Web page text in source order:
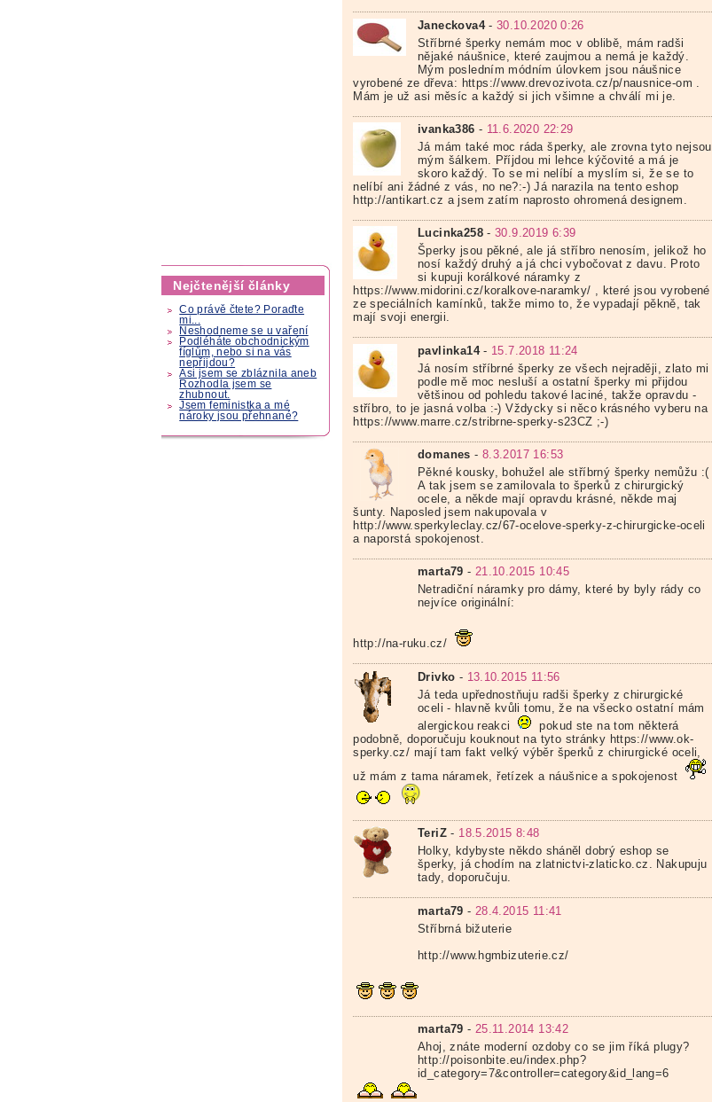
Nejčtenější články
Co právě čtete? Poraďte
mi...
Neshodneme se u vaření
Podléháte obchodnickým
fíglům, nebo si na vás
nepřijdou?
Asi jsem se zbláznila aneb
Rozhodla jsem se
zhubnout.
Jsem feministka a mé
nároky jsou přehnané?
Janeckova4-30.10.2020 0:26
Stříbrné šperky nemám moc v oblibě, mám radši
nějaké náušnice, které zaujmou a nemá je každý.
Mým posledním módním úlovkem jsou náušnice
vyrobené ze dřeva: https://www.drevozivota.cz/p/nausnice-om .
Mám je už asi měsíc a každý si jich všimne a chválí mi je.
ivanka386 - 11.6.2020 22:29
Já mám také moc ráda šperky, ale zrovna tyto nejsou
mým šálkem. Příjdou mi lehce kýčovité a má je
skoro každý. To se mi nelíbí a myslím si, že se to
nelíbí ani žádné z vás, no ne?:-) Já narazila na tento eshop
http://antikart.cz a jsem zatím naprosto ohromená designem.
Lucinka258-30.9.2019 6:39
Šperky jsou pěkné, ale já stříbro nenosím, jelikož ho
nosí každý druhý a já chci vybočovat z davu. Proto
si kupuji korálkové náramky z
https://www.midorini.cz/koralkove-naramky/ , které jsou vyrobené
ze speciálních kamínků, takže mimo to, že vypadají pěkně, tak
mají svoji energii.
pavlinka14- 15.7.2018 11:24
Já nosím stříbrné šperky ze všech nejraději, zlato mi
podle mě moc nesluší a ostatní šperky mi přijdou
většinou od pohledu takové laciné, takže opravdu -
stříbro, to je jasná volba :-) Vždycky si něco krásného vyberu na
https://www.marre.cz/stribrne-sperky-s23CZ ;-)
domanes - 8.3.2017 16:53
Pěkné kousky, bohužel ale stříbrný šperky nemůžu :(
A tak jsem se zamilovala to šperků z chirurgický
ocele, a někde mají opravdu krásné, někde maj
šunty. Naposled jsem nakupovala v
http://www.sperkyleclay.cz/67-ocelove-sperky-z-chirurgicke-oceli
a naporstá spokojenost.
marta79 - 21.10.2015 10:45
Netradiční náramky pro dámy, které by byly rády co
nejvíce originální:
http://na-ruku.cz/
Drivko - 13.10.2015 11:56
Já teda upřednostňuju radši šperky z chirurgické
oceli - hlavně kvůli tomu, že na všecko ostatní mám
alergickou reakci
pokud ste na tom některá
podobně, doporučuju kouknout na tyto stránky https://www.ok-
sperky.cz/ mají tam fakt velký výběr šperků z chirurgické oceli,
už mám z tama náramek, řetízek a náušnice a spokojenost
TeriZ - 18.5.2015 8:48
Holky, kdybyste někdo sháněl dobrý eshop se
šperky, já chodím na zlatnictvi-zlaticko.cz. Nakupuju
tady, doporučuju.
marta79 - 28.4.2015 11:41
Stříbrná bižuterie
http://www.hgmbizuterie.cz/
marta79 - 25.11.2014 13:42
Ahoj, znáte moderní ozdoby co se jim říká plugy?
http://poisonbite.eu/index.php?
id_category=7&controller=category&id_lang=6